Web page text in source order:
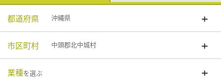
都道府県 沖縄県
市区町村 中頭郡北中城村
業種を選ぶ